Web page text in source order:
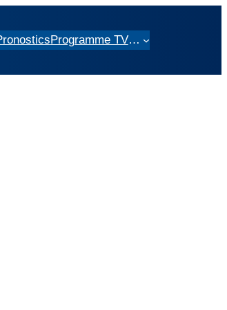
Programme TV…